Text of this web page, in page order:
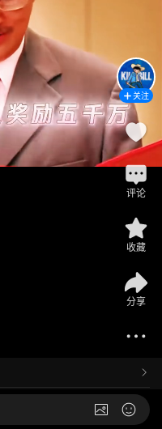
关注
评论
收藏
分享